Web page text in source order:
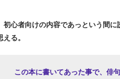
初心者向けの内容であっという間に
える。
この本に書いてあった事で、俳